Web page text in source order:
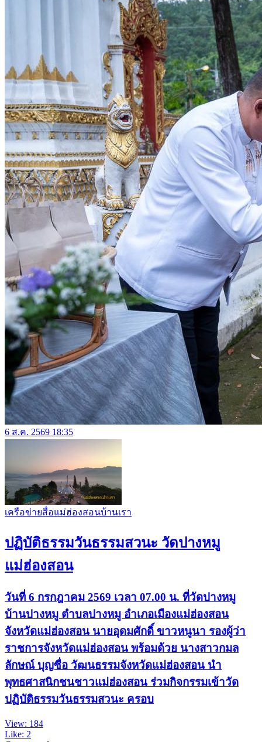
6 ส.ค. 2569 18:35
เครือข่ายสื่อแม่ฮ่องสอนบ้านเรา
ปฏิบัติธรรมวันธรรมสวนะ วัดปางหมู
แม่ฮ่องสอน
วันที่ 6 กรกฎาคม 2569 เวลา 07.00 น. ที่วัดปางหมู
บ้านปางหมู ตำบลปางหมู อำเภอเมืองแม่ฮ่องสอน
จังหวัดแม่ฮ่องสอน นายอุดมศักดิ์ ขาวหนูนา รองผู้ว่า
ราชการจังหวัดแม่ฮ่องสอน พร้อมด้วย นางสาวกมล
ลักษณ์ บุญซื่อ วัฒนธรรมจังหวัดแม่ฮ่องสอน นำ
พุทธศาสนิกชนชาวแม่ฮ่องสอน ร่วมกิจกรรมเข้าวัด
ปฏิบัติธรรมวันธรรมสวนะ ครอบ
View: 184
Like: 2